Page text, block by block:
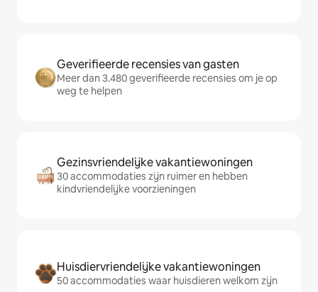
Geverifieerde recensies van gasten
Meer dan 3.480 geverifieerde recensies om je op
weg te helpen
Gezinsvriendelijke vakantiewoningen
30 accommodaties zijn ruimer en hebben
kindvriendelijke voorzieningen
Huisdiervriendelijke vakantiewoningen
50 accommodaties waar huisdieren welkom zijn